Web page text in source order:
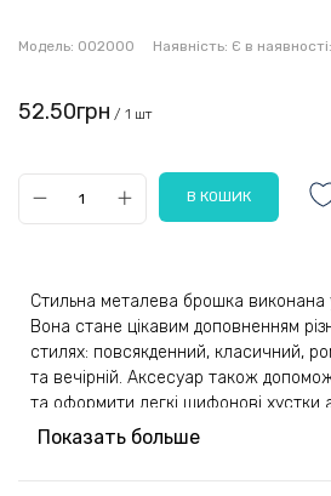
Модель: 002000 Наявність: Є в наявності:
52.50грн / 1 шт
Стильна металева брошка виконана
Вона стане цікавим доповненням
стилях: повсякденний, класичний,
та вечірній. Аксесуар також
та оформити легкі шифонові хустки
Показать больше